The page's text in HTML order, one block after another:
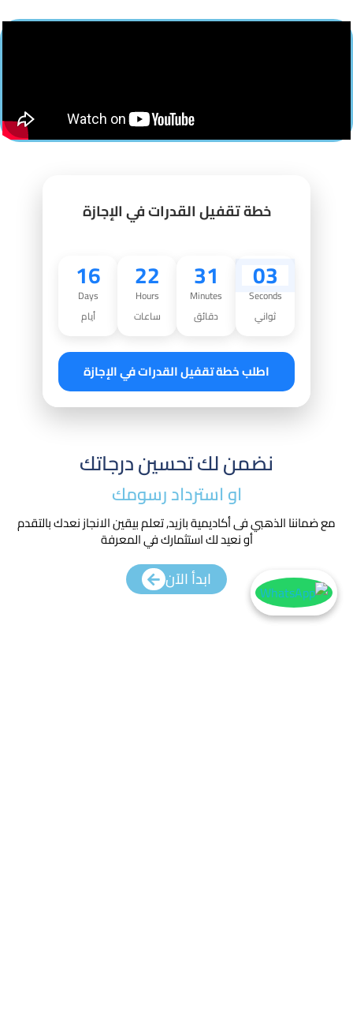
خطة تقفيل القدرات في الإجازة
16
Days
أيام
22
Hours
ساعات
31
Minutes
دقائق
02
Seconds
ثواني
اطلب خطة تقفيل القدرات في الإجازة
نضمن لك تحسين درجاتك
او استرداد رسومك​
مع ضماننا الذهبي فى أكاديمية بازيد, تعلم بيقين الانجاز نعدك بالتقدم
أو نعيد لك استثمارك في المعرفة
ابدأ الآن